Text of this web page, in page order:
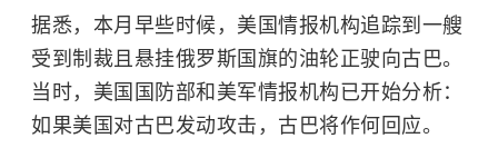
据悉，本月早些时候，美国情报机构追踪到一艘
受到制裁且悬挂俄罗斯国旗的油轮正驶向古巴。
当时，美国国防部和美军情报机构已开始分析：
如果美国对古巴发动攻击，古巴将作何回应。